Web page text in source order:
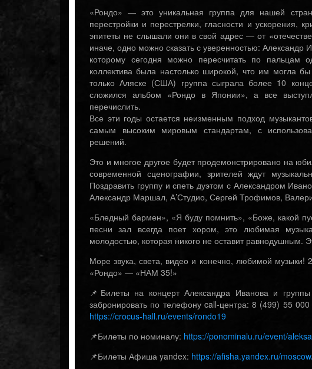
«Рондо» — это уникальная группа для нашей
перестройки и перестрелки, гласности и
эпитеты не слышали они в свой адрес — от
иначе, одно можно сказать с уверенностью:
которому сегодня можно пересчитать по
коллектива была настолько широкой, что им могла
только Аляске (США) группа сыграла более 10
сложился альбом «Рондо в Японии», а все
перечислить.
Все эти годы остается неизменным подход
самым высоким мировым стандартам, с
решений.
Это и многое другое будет продемонстрировано на
современной сценографии, зрителей ждут
Поздравить группу и спеть дуэтом с Александром
Александр Маршал, А’Студио, Сергей Трофимов,
«Бледный бармен», «Я буду помнить», «Боже, какой
песни зал всегда поет хором, это любимая
молодостью, которая никого не оставит равнодушным.
Море звука, света, видео и конечно, любимой
«Рондо» — «НАМ 35!»
📌Билеты на концерт Александра Иванова и
забронировать по телефону call-центра: 8 (499) 55
https://crocus-hall.ru/events/rondo19
📌Билеты по номиналу: https://ponominalu.ru/event/
📌Билеты Афиша yandex: https://afisha.yandex.ru/